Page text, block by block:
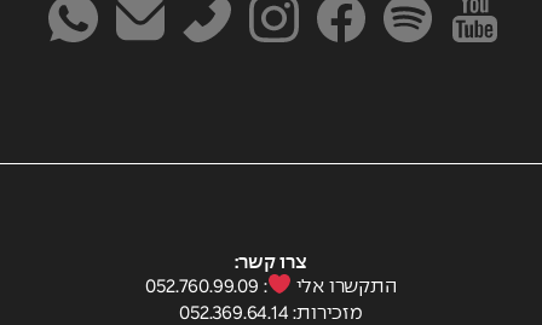
צרו קשר:
התקשרו אלי
: 052.760.99.09
מזכירות: ⁦052.369.64.14